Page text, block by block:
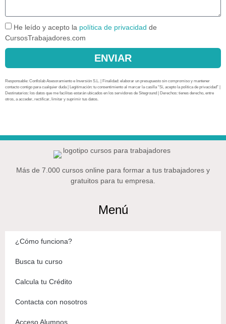
He leído y acepto la política de privacidad de
CursosTrabajadores.com
ENVIAR
Responsable: Confislab Asesoramiento e Inversión S.L. | Finalidad: elaborar un presupuesto sin compromiso y mantener
contacto contigo para cualquier duda | Legitimación: tu consentimiento al marcar la casilla “Sí, acepto la política de privacidad” |
Destinatarios: los datos que me facilitas estarán ubicados en los servidores de Siteground | Derechos: tienes derecho, entre
otros, a acceder, rectificar, limitar y suprimir tus datos.
Más de 7.000 cursos online para formar a tus trabajadores y
gratuitos para tu empresa.
Menú
¿Cómo funciona?
Busca tu curso
Calcula tu Crédito
Contacta con nosotros
Acceso Alumnos